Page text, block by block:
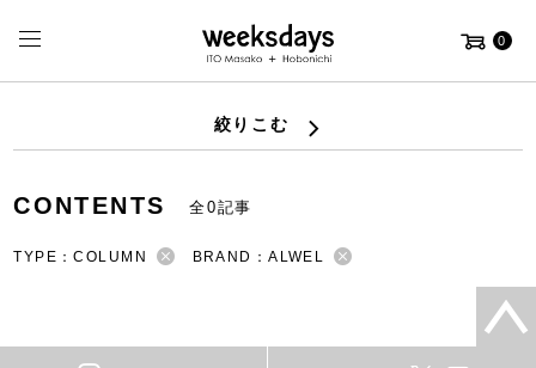
0
絞りこむ
CONTENTS 全0記事
TYPE：COLUMN BRAND：ALWEL